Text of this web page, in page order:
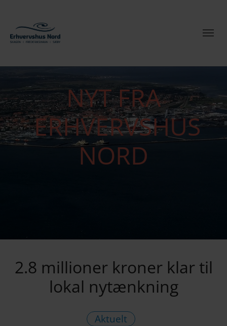
NYT FRA
ERHVERVSHUS
NORD
2.8 millioner kroner klar til
lokal nytænkning
Aktuelt